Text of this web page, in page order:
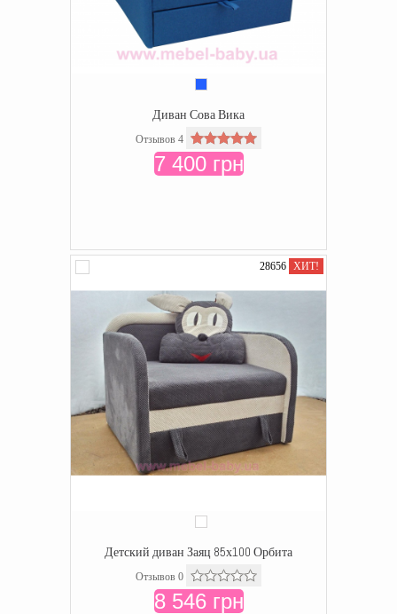
Диван Сова Вика
Отзывов 4
7 400 грн
28656 ХИТ!
Детский диван Заяц 85х100 Орбита
Отзывов 0
8 546 грн